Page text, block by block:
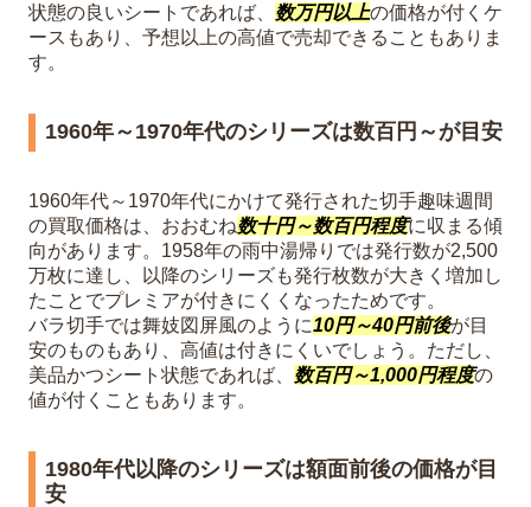
状態の良いシートであれば、 数万円以上の価格が付くケ
ースもあり、予想以上の高値で売却できることもありま
す。
1960年～1970年代のシリーズは数百円～が目安
1960年代～1970年代にかけて発行された切手趣味週間
の買取価格は、おおむね数十円～数百円程度に収まる傾
向があります。1958年の雨中湯帰りでは発行数が2,500
万枚に達し、以降のシリーズも発行枚数が大きく増加し
たことでプレミアが付きにくくなったためです。
バラ切手では舞妓図屏風のように10円～40円前後が目
安のものもあり、高値は付きにくいでしょう。ただし、
美品かつシート状態であれば、 数百円～1,000円程度の
値が付くこともあります。
1980年代以降のシリーズは額面前後の価格が目
安